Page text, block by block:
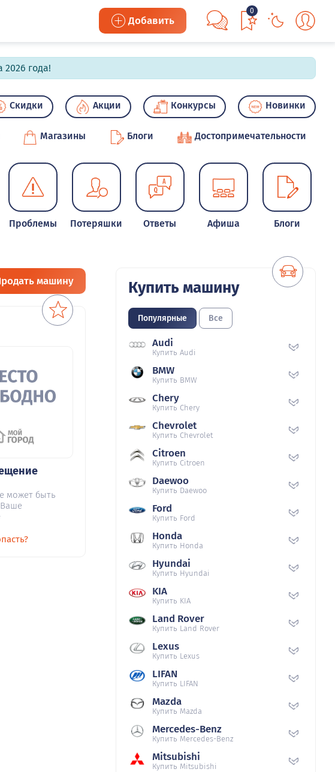
Добавить
0
2026 года!
Скидки Акции Конкурсы Новинки
Магазины Блоги Достопримечательности
Проблемы Потеряшки Ответы Афиша Блоги
машину
может быть
Купить машину
Популярные Все
Audi
Купить Audi
BMW
Купить BMW
Chery
Купить Chery
Chevrolet
Купить Chevrolet
Citroen
Купить Citroen
Daewoo
Купить Daewoo
Ford
Купить Ford
Honda
Купить Honda
Hyundai
Купить Hyundai
KIA
Купить KIA
Land Rover
Купить Land Rover
Lexus
Купить Lexus
LIFAN
Купить LIFAN
Mazda
Купить Mazda
Mercedes-Benz
Купить Mercedes-Benz
Mitsubishi
Купить Mitsubishi